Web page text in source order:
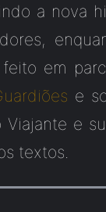
a nova
em
e
Viajante e
textos.